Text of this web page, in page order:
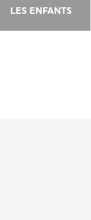
LES ENFANTS